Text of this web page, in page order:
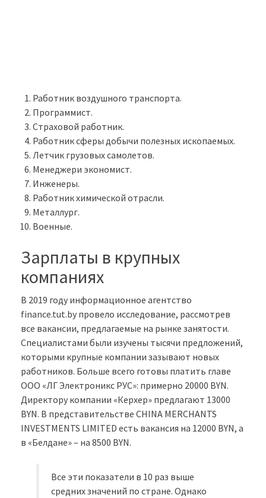
Работник воздушного транспорта.
Программист.
Страховой работник.
Работник сферы добычи полезных ископаемых.
Летчик грузовых самолетов.
Менеджери экономист.
Инженеры.
Работник химической отрасли.
Металлург.
Военные.
Зарплаты в крупных
компаниях
В 2019 году информационное агентство
finance.tut.by провело исследование, рассмотрев
все вакансии, предлагаемые на рынке занятости.
Специалистами были изучены тысячи предложений,
которыми крупные компании зазывают новых
работников. Больше всего готовы платить главе
ООО «ЛГ Электроникс РУС»: примерно 20000 BYN.
Директору компании «Керхер» предлагают 13000
BYN. В представительстве CHINA MERCHANTS
INVESTMENTS LIMITED есть вакансия на 12000 BYN, а
в «Белдане» – на 8500 BYN.
Все эти показатели в 10 раз выше
средних значений по стране. Однако